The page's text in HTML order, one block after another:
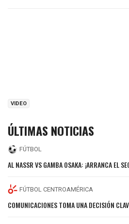
VIDEO
ÚLTIMAS NOTICIAS
FÚTBOL
AL NASSR VS GAMBA OSAKA: ¡ARRANCA EL
FÚTBOL CENTROAMÉRICA
COMUNICACIONES TOMA UNA DECISIÓN